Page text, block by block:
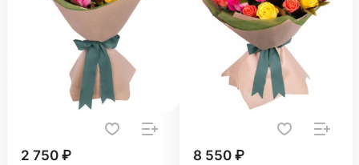
2 750 ₽ 8 550 ₽